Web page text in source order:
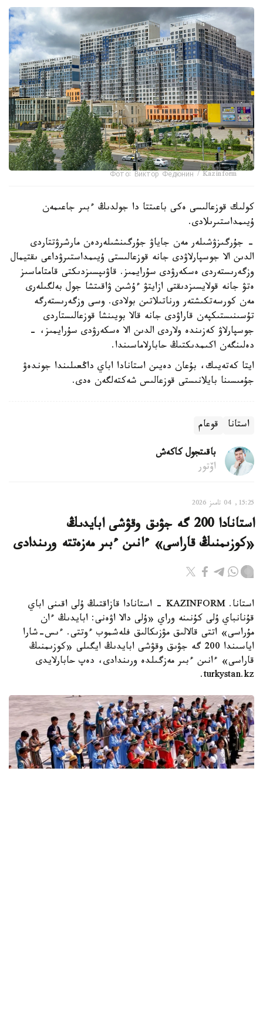
Фото: Виктор Федюнин / Kazinform
كولىك قوزعالىسى ەكى باعىتتا دا جولدىڭ ءبىر جاعىمەن
ۇيىمداستىرىلادى.
- جۇرگىزۋشىلەر مەن جاياۋ جۇرگىنشىلەردەن مارشرۋتتاردى
الدىن الا جوسپارلاۋدى جانە قوزعالىستى ۇيىمداستىرۋداعى ىقتيمال
وزگەرىستەردى ەسكەرۋدى سۇرايمىز. قاۋىپسىزدىكتى قامتاماسىز
ەتۋ جانە قولايسىزدىقتى ازايتۋ ءۇشىن ۋاقىتشا جول بەلگىلەرى
مەن كورسەتكىشتەر ورناتىلاتىن بولادى. وسى وزگەرىستەرگە
تۇسىنىستىكپەن قاراۋدى جانە قالا بويىنشا قوزعالىستاردى
جوسپارلاۋ كەزىندە ولاردى الدىن الا ەسكەرۋدى سۇرايمىز، -
دەلىنگەن اكىمدىكتىڭ حابارلاماسىندا.
ايتا كەتەيىك، بۇعان دەيىن استانادا اباي داڭعىلىندا جوندەۋ
جۇمىسىنا بايلانىستى قوزعالىس شەكتەلگەن ەدى.
استانا قوعام
باقىتجول كاكەش
اۆتور
15:25, 04 تامىز 2026
استانادا 200 گە جۋىق وقۋشى ابايدىڭ
«كوزىمنىڭ قاراسى» ءانىن ءبىر مەزەتتە ورىندادى
استانا. KAZINFORM - استانادا قازاقتىڭ ۇلى اقىنى اباي
قۇنانباي ۇلى كۇنىنە وراي «ۇلى دالا اۋەنى: ابايدىڭ ءان
مۇراسى» اتتى قالالىق مۋزىكالىق فلەشموب ءوتتى. ءىس-شارا
اياسىندا 200 گە جۋىق وقۋشى ابايدىڭ ايگىلى «كوزىمنىڭ
قاراسى» ءانىن ءبىر مەزگىلدە ورىندادى، دەپ حابارلايدى
turkystan.kz.